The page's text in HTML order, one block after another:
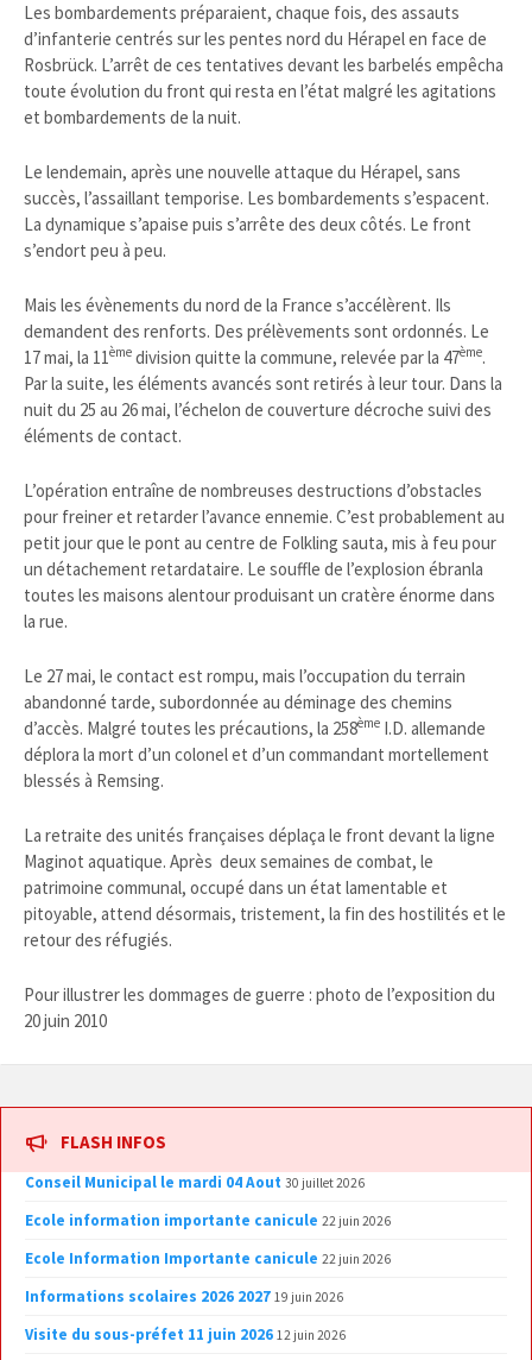
Les bombardements préparaient, chaque fois, des assauts
d’infanterie centrés sur les pentes nord du Hérapel en face de
Rosbrück. L’arrêt de ces tentatives devant les barbelés empêcha
toute évolution du front qui resta en l’état malgré les agitations
et bombardements de la nuit.
Le lendemain, après une nouvelle attaque du Hérapel, sans
succès, l’assaillant temporise. Les bombardements s’espacent.
La dynamique s’apaise puis s’arrête des deux côtés. Le front
s’endort peu à peu.
Mais les évènements du nord de la France s’accélèrent. Ils
demandent des renforts. Des prélèvements sont ordonnés. Le
17 mai, la 11ème division quitte la commune, relevée par la 47ème.
Par la suite, les éléments avancés sont retirés à leur tour. Dans la
nuit du 25 au 26 mai, l’échelon de couverture décroche suivi des
éléments de contact.
L’opération entraîne de nombreuses destructions d’obstacles
pour freiner et retarder l’avance ennemie. C’est probablement au
petit jour que le pont au centre de Folkling sauta, mis à feu pour
un détachement retardataire. Le souffle de l’explosion ébranla
toutes les maisons alentour produisant un cratère énorme dans
la rue.
Le 27 mai, le contact est rompu, mais l’occupation du terrain
abandonné tarde, subordonnée au déminage des chemins
d’accès. Malgré toutes les précautions, la 258ème I.D. allemande
déplora la mort d’un colonel et d’un commandant mortellement
blessés à Remsing.
La retraite des unités françaises déplaça le front devant la ligne
Maginot aquatique. Après deux semaines de combat, le
patrimoine communal, occupé dans un état lamentable et
pitoyable, attend désormais, tristement, la fin des hostilités et le
retour des réfugiés.
Pour illustrer les dommages de guerre : photo de l’exposition du
20 juin 2010
FLASH INFOS
Conseil Municipal le mardi 04 Aout 30 juillet 2026
Ecole information importante canicule 22 juin 2026
Ecole Information Importante canicule 22 juin 2026
Informations scolaires 2026 2027 19 juin 2026
Visite du sous-préfet 11 juin 2026 12 juin 2026